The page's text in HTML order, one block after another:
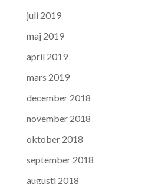
juli 2019
maj 2019
april 2019
mars 2019
december 2018
november 2018
oktober 2018
september 2018
augusti 2018